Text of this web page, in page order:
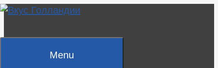
Skip
Menu